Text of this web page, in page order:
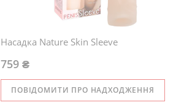
Насадка Nature Skin Sleeve
ПОВІДОМИТИ ПРО НАДХОДЖЕННЯ
759 ₴